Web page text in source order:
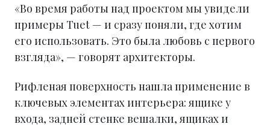
«Во время работы над проектом мы увидели
примеры Tuet — и сразу поняли, где хотим
его использовать. Это была любовь с первого
взгляда», — говорят архитекторы.
Рифленая поверхность нашла применение в
ключевых элементах интерьера: ящике у
входа, задней стенке вешалки, ящиках и